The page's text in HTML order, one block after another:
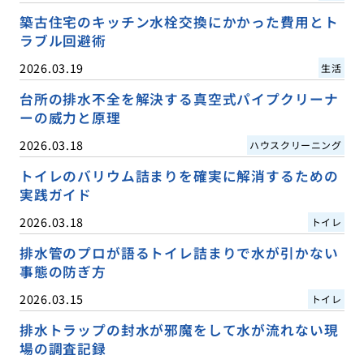
築古住宅のキッチン水栓交換にかかった費用とト
ラブル回避術
2026.03.19 生活
台所の排水不全を解決する真空式パイプクリーナ
ーの威力と原理
2026.03.18 ハウスクリーニング
トイレのバリウム詰まりを確実に解消するための
実践ガイド
2026.03.18 トイレ
排水管のプロが語るトイレ詰まりで水が引かない
事態の防ぎ方
2026.03.15 トイレ
排水トラップの封水が邪魔をして水が流れない現
場の調査記録